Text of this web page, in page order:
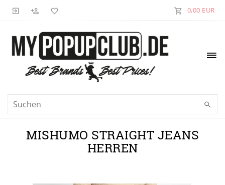
0,00 EUR
MISHUMO STRAIGHT JEANS
HERREN